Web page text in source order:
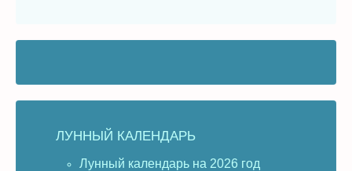
ЛУННЫЙ КАЛЕНДАРЬ
Лунный календарь на 2026 год